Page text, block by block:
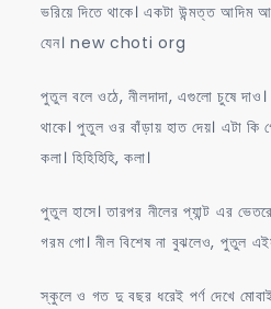
ভরিয়ে দিতে থাকে। একটা উন্মত্ত আদিম
যেন। new choti org
পুতুল বলে ওঠে, নীলদাদা, এগুলো চুষে
থাকে। পুতুল ওর বাঁড়ায় হাত দেয়। এটা কি
কলা। হিহিহিহি, কলা।
পুতুল হাসে। তারপর নীলের প্যান্ট এর
গরম গো। নীল বিশেষ না বুঝলেও, পুতুল
স্কুলে ও গত দু বছর ধরেই পর্ণ দেখে